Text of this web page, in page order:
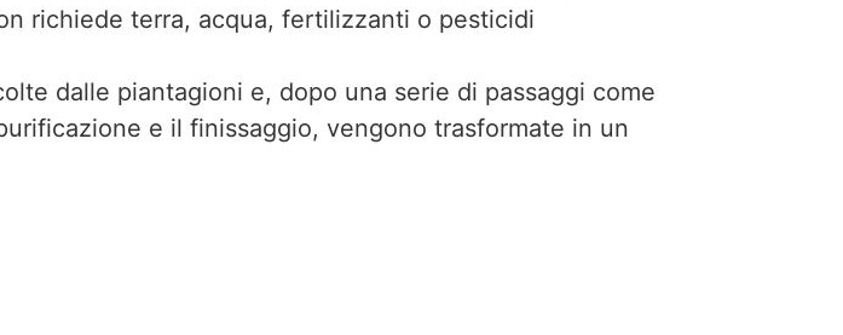
richiede terra, acqua, fertilizzanti o pesticidi
dalle piantagioni e, dopo una serie di passaggi come
e il finissaggio, vengono trasformate in un